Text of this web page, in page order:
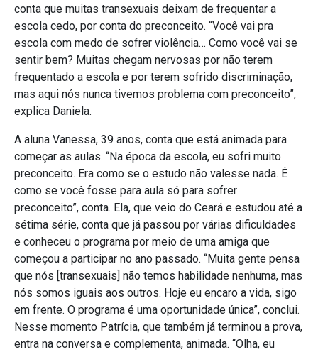
conta que muitas transexuais deixam de frequentar a
escola cedo, por conta do preconceito. “Você vai pra
escola com medo de sofrer violência… Como você vai se
sentir bem? Muitas chegam nervosas por não terem
frequentado a escola e por terem sofrido discriminação,
mas aqui nós nunca tivemos problema com preconceito”,
explica Daniela.
A aluna Vanessa, 39 anos, conta que está animada para
começar as aulas. “Na época da escola, eu sofri muito
preconceito. Era como se o estudo não valesse nada. É
como se você fosse para aula só para sofrer
preconceito”, conta. Ela, que veio do Ceará e estudou até a
sétima série, conta que já passou por várias dificuldades
e conheceu o programa por meio de uma amiga que
começou a participar no ano passado. “Muita gente pensa
que nós [transexuais] não temos habilidade nenhuma, mas
nós somos iguais aos outros. Hoje eu encaro a vida, sigo
em frente. O programa é uma oportunidade única”, conclui.
Nesse momento Patrícia, que também já terminou a prova,
entra na conversa e complementa, animada. “Olha, eu